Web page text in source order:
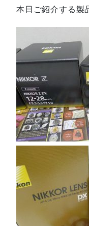
本日ご紹介する製